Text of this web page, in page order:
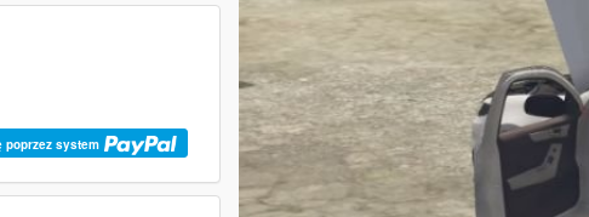
poprzez system